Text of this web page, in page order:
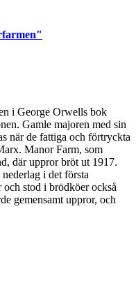
i George Orwells bok
Gamle majoren med sin
när de fattiga och förtryckta
Manor Farm, som
där uppror bröt ut 1917.
i det första
stod i brödköer också
gemensamt uppror, och